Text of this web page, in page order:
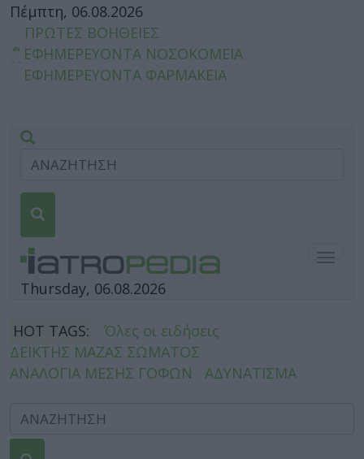
Πέμπτη, 06.08.2026
ΠΡΩΤΕΣ ΒΟΗΘΕΙΕΣ
ΕΦΗΜΕΡΕΥΟΝΤΑ ΝΟΣΟΚΟΜΕΙΑ
ΕΦΗΜΕΡΕΥΟΝΤΑ ΦΑΡΜΑΚΕΙΑ
Thursday, 06.08.2026
HOT TAGS:
Όλες οι ειδήσεις
ΔΕΙΚΤΗΣ ΜΑΖΑΣ ΣΩΜΑΤΟΣ
ΑΝΑΛΟΓΙΑ ΜΕΣΗΣ ΓΟΦΩΝ
ΑΔΥΝΑΤΙΣΜΑ